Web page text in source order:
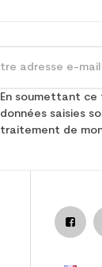
En soumettant ce
données saisies
traitement de